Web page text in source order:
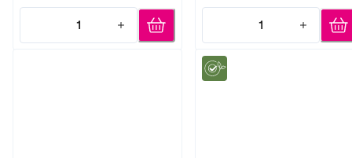
1
Quantity: 1
1
Quantity: 1